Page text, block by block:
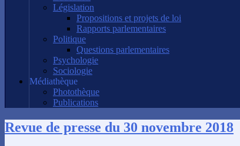
Législation
Propositions et projets de loi
Rapports parlementaires
Politique
Questions parlementaires
Psychologie
Sociologie
Médiathèque
Photothèque
Publications
Revue de presse du 30 novembre 2018